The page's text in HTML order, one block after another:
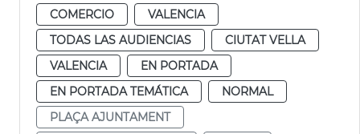
COMERCIO
VALENCIA
TODAS LAS AUDIENCIAS
CIUTAT VELLA
VALENCIA
EN PORTADA
EN PORTADA TEMÁTICA
NORMAL
PLAÇA AJUNTAMENT